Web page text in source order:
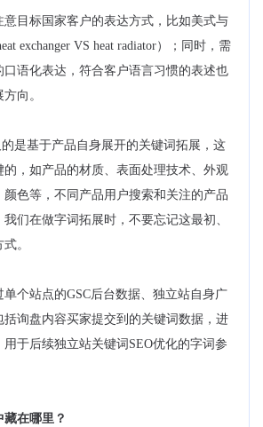
目标国家客户的表达方式，比如美式与
exchanger VS heat radiator）；同时，需
口语化表达，符合客户语言习惯的表述也
向。
是基于产品自身展开的关键词拓展，这
，如产品的材质、表面处理技术、外观
色等，不同产品用户搜索和关注的产品
们在做字词拓展时，不要忘记这最初、
。
个站点的GSC后台数据、独立站自身广
询盘内容买家提交到的关键词数据，进
于后续独立站关键词SEO优化的字词参
在哪里？